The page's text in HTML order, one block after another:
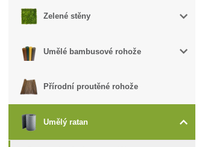
Zelené stěny
Umělé bambusové rohože
Přírodní proutěné rohože
Umělý ratan